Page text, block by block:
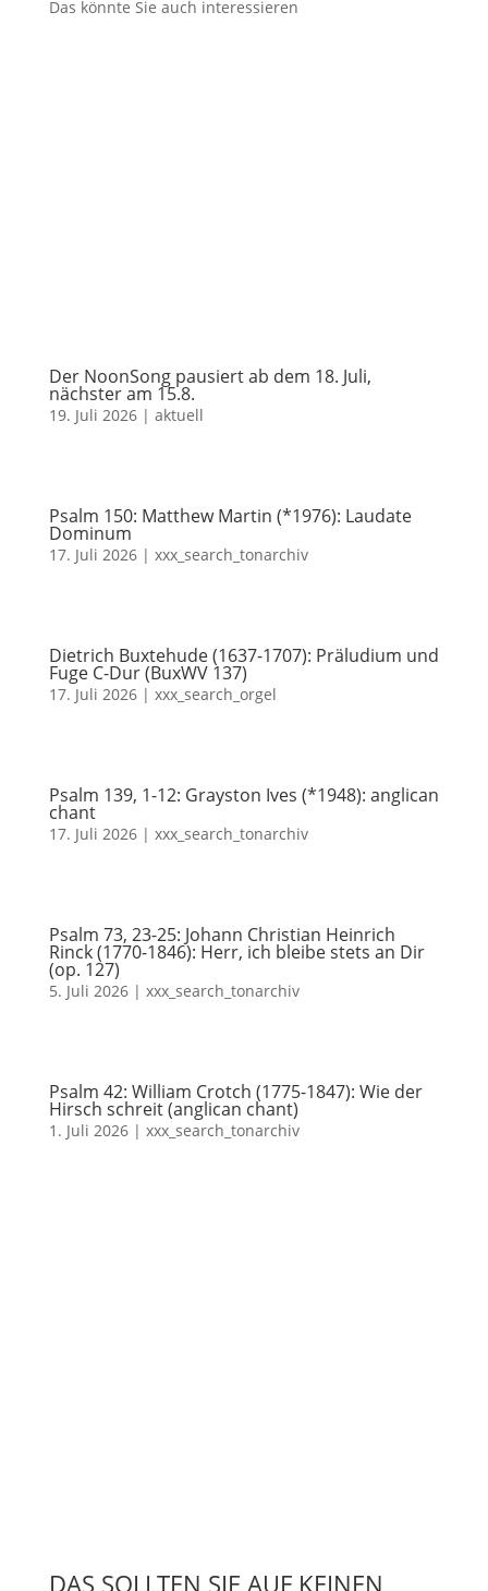
Das könnte Sie auch interessieren
Der NoonSong pausiert ab dem 18. Juli,
nächster am 15.8.
19. Juli 2026| aktuell
Psalm 150: Matthew Martin (*1976): Laudate
Dominum
17. Juli 2026| xxx_search_tonarchiv
Dietrich Buxtehude (1637-1707): Präludium und
Fuge C-Dur (BuxWV 137)
17. Juli 2026| xxx_search_orgel
Psalm 139, 1-12: Grayston Ives (*1948): anglican
chant
17. Juli 2026| xxx_search_tonarchiv
Psalm 73, 23-25: Johann Christian Heinrich
Rinck (1770-1846): Herr, ich bleibe stets an Dir
(op. 127)
5. Juli 2026| xxx_search_tonarchiv
Psalm 42: William Crotch (1775-1847): Wie der
Hirsch schreit (anglican chant)
1. Juli 2026| xxx_search_tonarchiv
DAS SOLLTEN SIE AUF KEINEN